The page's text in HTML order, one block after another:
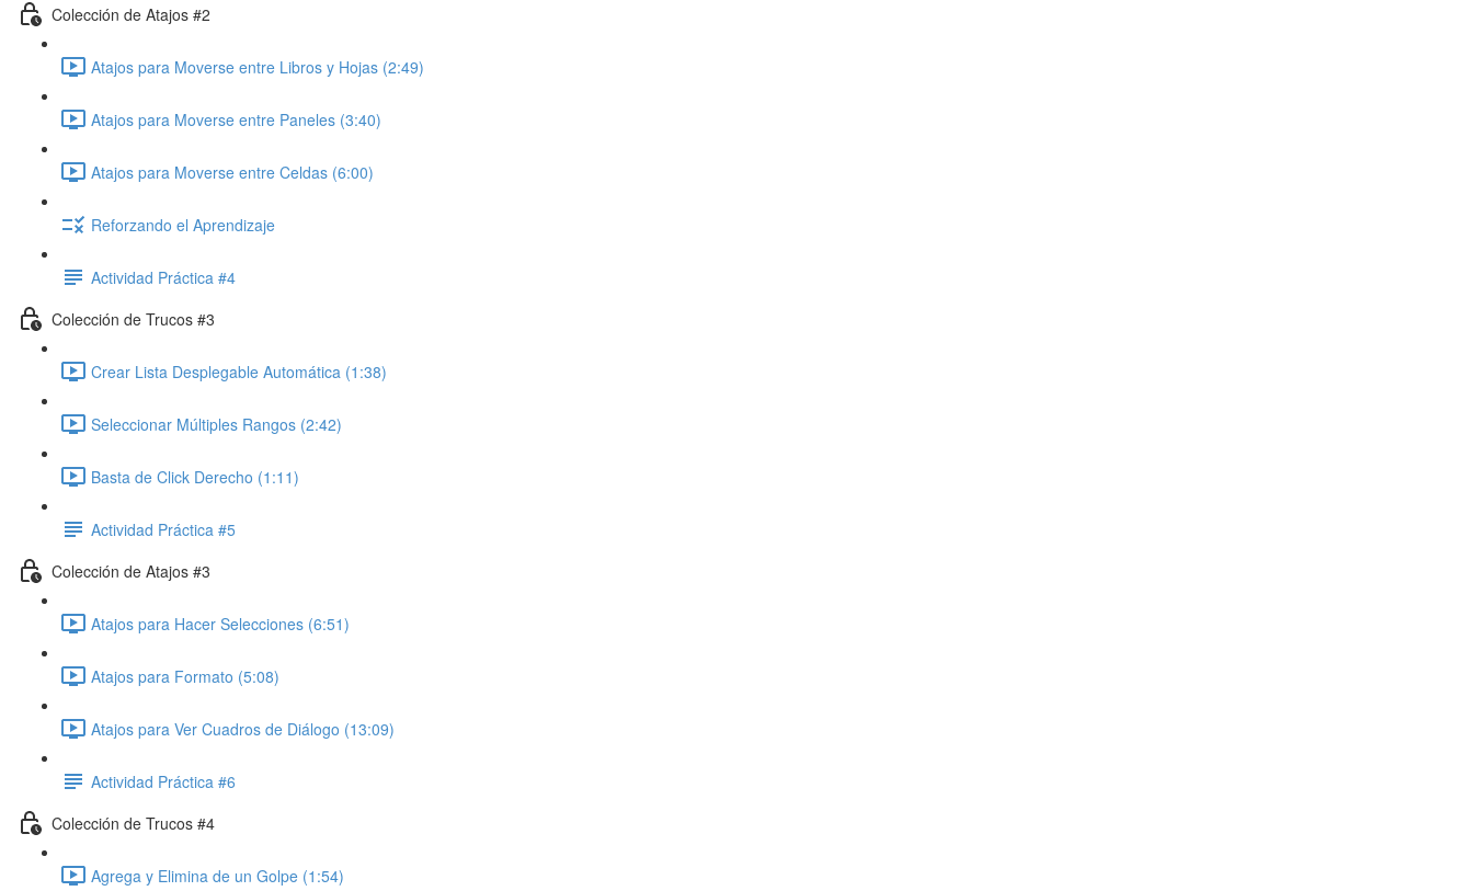
Colección de Atajos #2
Atajos para Moverse entre Libros y Hojas (2:49)
Atajos para Moverse entre Paneles (3:40)
Atajos para Moverse entre Celdas (6:00)
Reforzando el Aprendizaje
Actividad Práctica #4
Colección de Trucos #3
Crear Lista Desplegable Automática (1:38)
Seleccionar Múltiples Rangos (2:42)
Basta de Click Derecho (1:11)
Actividad Práctica #5
Colección de Atajos #3
Atajos para Hacer Selecciones (6:51)
Atajos para Formato (5:08)
Atajos para Ver Cuadros de Diálogo (13:09)
Actividad Práctica #6
Colección de Trucos #4
Agrega y Elimina de un Golpe (1:54)